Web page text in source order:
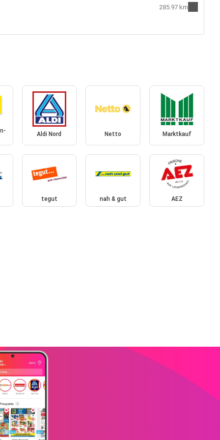
285.97 km
Aldi Nord Netto Marktkauf
tegut nah & gut AEZ